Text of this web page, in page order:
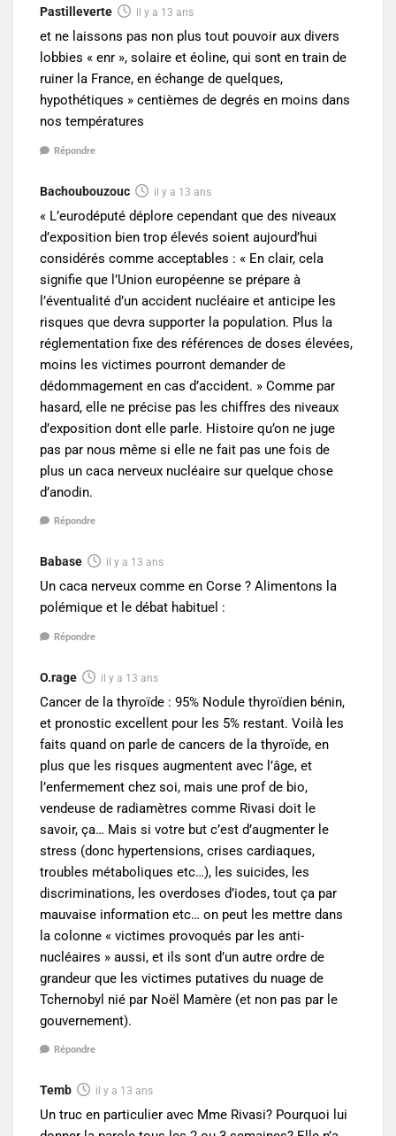
Pastilleverte il y a 13 ans
et ne laissons pas non plus tout pouvoir aux divers
lobbies « enr », solaire et éoline, qui sont en train de
ruiner la France, en échange de quelques,
hypothétiques » centièmes de degrés en moins dans
nos températures
Répondre
Bachoubouzouc il y a 13 ans
« L’eurodéputé déplore cependant que des niveaux
d’exposition bien trop élevés soient aujourd’hui
considérés comme acceptables : « En clair, cela
signifie que l’Union européenne se prépare à
l’éventualité d’un accident nucléaire et anticipe les
risques que devra supporter la population. Plus la
réglementation fixe des références de doses élevées,
moins les victimes pourront demander de
dédommagement en cas d’accident. » Comme par
hasard, elle ne précise pas les chiffres des niveaux
d’exposition dont elle parle. Histoire qu’on ne juge
pas par nous même si elle ne fait pas une fois de
plus un caca nerveux nucléaire sur quelque chose
d’anodin.
Répondre
Babase il y a 13 ans
Un caca nerveux comme en Corse ? Alimentons la
polémique et le débat habituel :
Répondre
O.rage il y a 13 ans
Cancer de la thyroïde : 95% Nodule thyroïdien bénin,
et pronostic excellent pour les 5% restant. Voilà les
faits quand on parle de cancers de la thyroïde, en
plus que les risques augmentent avec l’âge, et
l’enfermement chez soi, mais une prof de bio,
vendeuse de radiamètres comme Rivasi doit le
savoir, ça… Mais si votre but c’est d’augmenter le
stress (donc hypertensions, crises cardiaques,
troubles métaboliques etc…), les suicides, les
discriminations, les overdoses d’iodes, tout ça par
mauvaise information etc… on peut les mettre dans
la colonne « victimes provoqués par les anti-
nucléaires » aussi, et ils sont d’un autre ordre de
grandeur que les victimes putatives du nuage de
Tchernobyl nié par Noël Mamère (et non pas par le
gouvernement).
Répondre
Temb il y a 13 ans
Un truc en particulier avec Mme Rivasi? Pourquoi lui